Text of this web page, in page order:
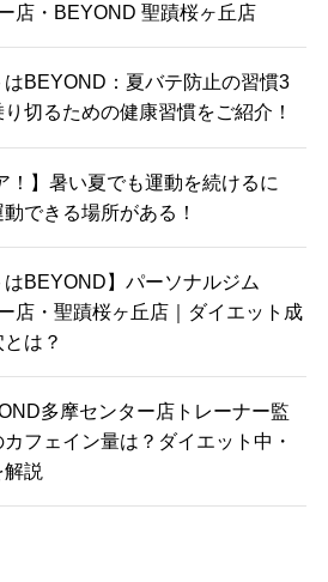
店・BEYOND 聖蹟桜ヶ丘店
はBEYOND：夏バテ防止の習慣3
切るための健康習慣をご紹介！
！】暑い夏でも運動を続けるに
できる場所がある！
はBEYOND】パーソナルジム
店・聖蹟桜ヶ丘店｜ダイエット成
は？
多摩センター店トレーナー監
フェイン量は？ダイエット中・
説